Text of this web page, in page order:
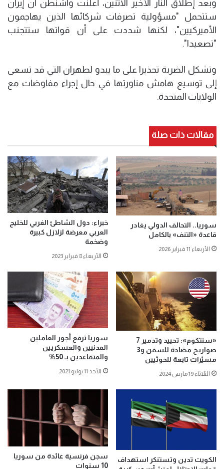
وبعد إطلاق النار الأخير الاثنين، أعلنت واشنطن أن إيران
ستتحمل "مسؤولية تصرفات شركائها الذين يهاجمون
الأميركيين"، لكنها شددت على أن قواتها ستتجنب
"تصعيدا".
وتشكل الضربة تحذيرا على ما يبدو لطهران التي قد تسعى
إلى توسيع هامش مناورتها في حال إجراء مفاوضات مع
الولايات المتحدة.
مقالات ذات صلة
سوريا.. التحالف الدولي يغادر
قاعدة «التنف» بالكامل
الأربعاء 11 فبراير 2026
خبراء: دول الشاطئ الغربي للخليج
العربي معرضة لزلازل كبيرة
وضخمة
الأربعاء 8 فبراير 2023
«سنتكوم»: تحييد وتدمير 7
صواريخ مضادة للسفن و3
مسيّرات تابعة للحوثيين
الثلاثاء 19 مارس 2024
سوريا ترفع أجور العاملين
المدنيين والعسكريين
والمتقاعدين بـ 50%
الأحد 11 يوليو 2021
الكويت تدين وتستنكر استهداف
سجن فرنسية عائدة من سوريا
10 سنوات